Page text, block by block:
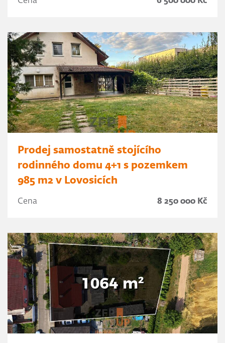
Prodej samostatně stojícího
rodinného domu 4+1 s pozemkem
985 m2 v Lovosicích
Cena 8 250 000 Kč